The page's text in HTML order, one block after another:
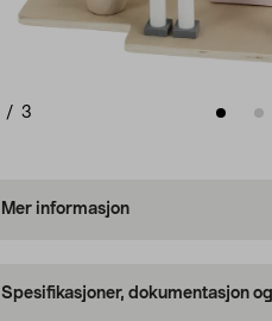
/ 3
Mer informasjon
Spesifikasjoner, dokumentasjon